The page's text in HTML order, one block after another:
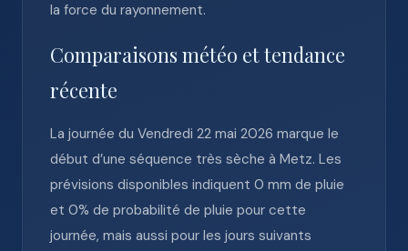
la force du rayonnement.
Comparaisons météo et tendance
récente
La journée du Vendredi 22 mai 2026 marque le
début d’une séquence très sèche à Metz. Les
prévisions disponibles indiquent 0 mm de pluie
et 0% de probabilité de pluie pour cette
journée, mais aussi pour les jours suivants